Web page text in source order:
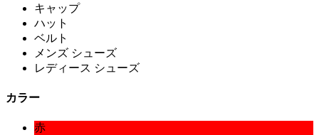
キャップ
ハット
ベルト
メンズ シューズ
レディース シューズ
カラー
赤